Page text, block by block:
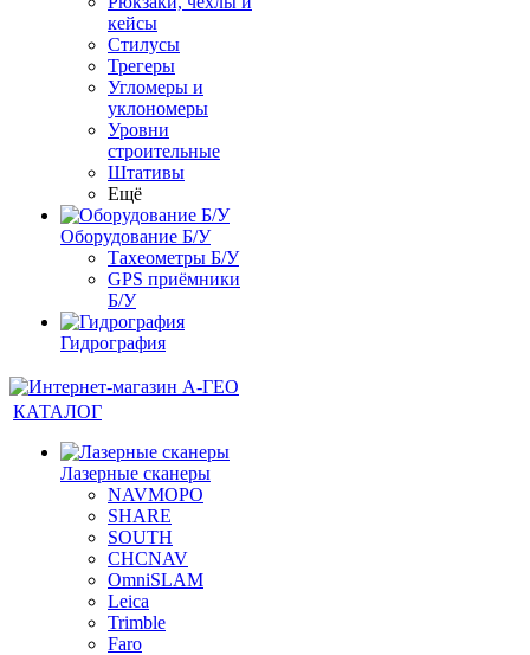
кейсы
Стилусы
Трегеры
Угломеры и
уклономеры
Уровни
строительные
Штативы
Ещё
Оборудование Б/У
Тахеометры Б/У
GPS приёмники
Б/У
Гидрография
КАТАЛОГ
Лазерные сканеры
NAVMOPO
SHARE
SOUTH
CHCNAV
OmniSLAM
Leica
Trimble
Faro